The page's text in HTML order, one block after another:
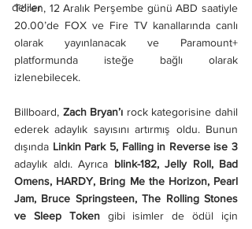
deliler
Tören, 12 Aralık Perşembe günü ABD saatiyle
20.00’de FOX ve Fire TV kanallarında canlı
olarak yayınlanacak ve Paramount+
platformunda isteğe bağlı olarak
izlenebilecek.
Billboard, Zach Bryan’ı rock kategorisine dahil
ederek adaylık sayısını artırmış oldu. Bunun
dışında Linkin Park 5,
adaylık aldı. Ayrıca blink-182, Jelly Roll, Bad
Omens, HARDY, Bring Me the Horizon, Pearl
Jam, Bruce Springsteen, The Rolling Stones
ve Sleep Token gibi isimler de ödül için